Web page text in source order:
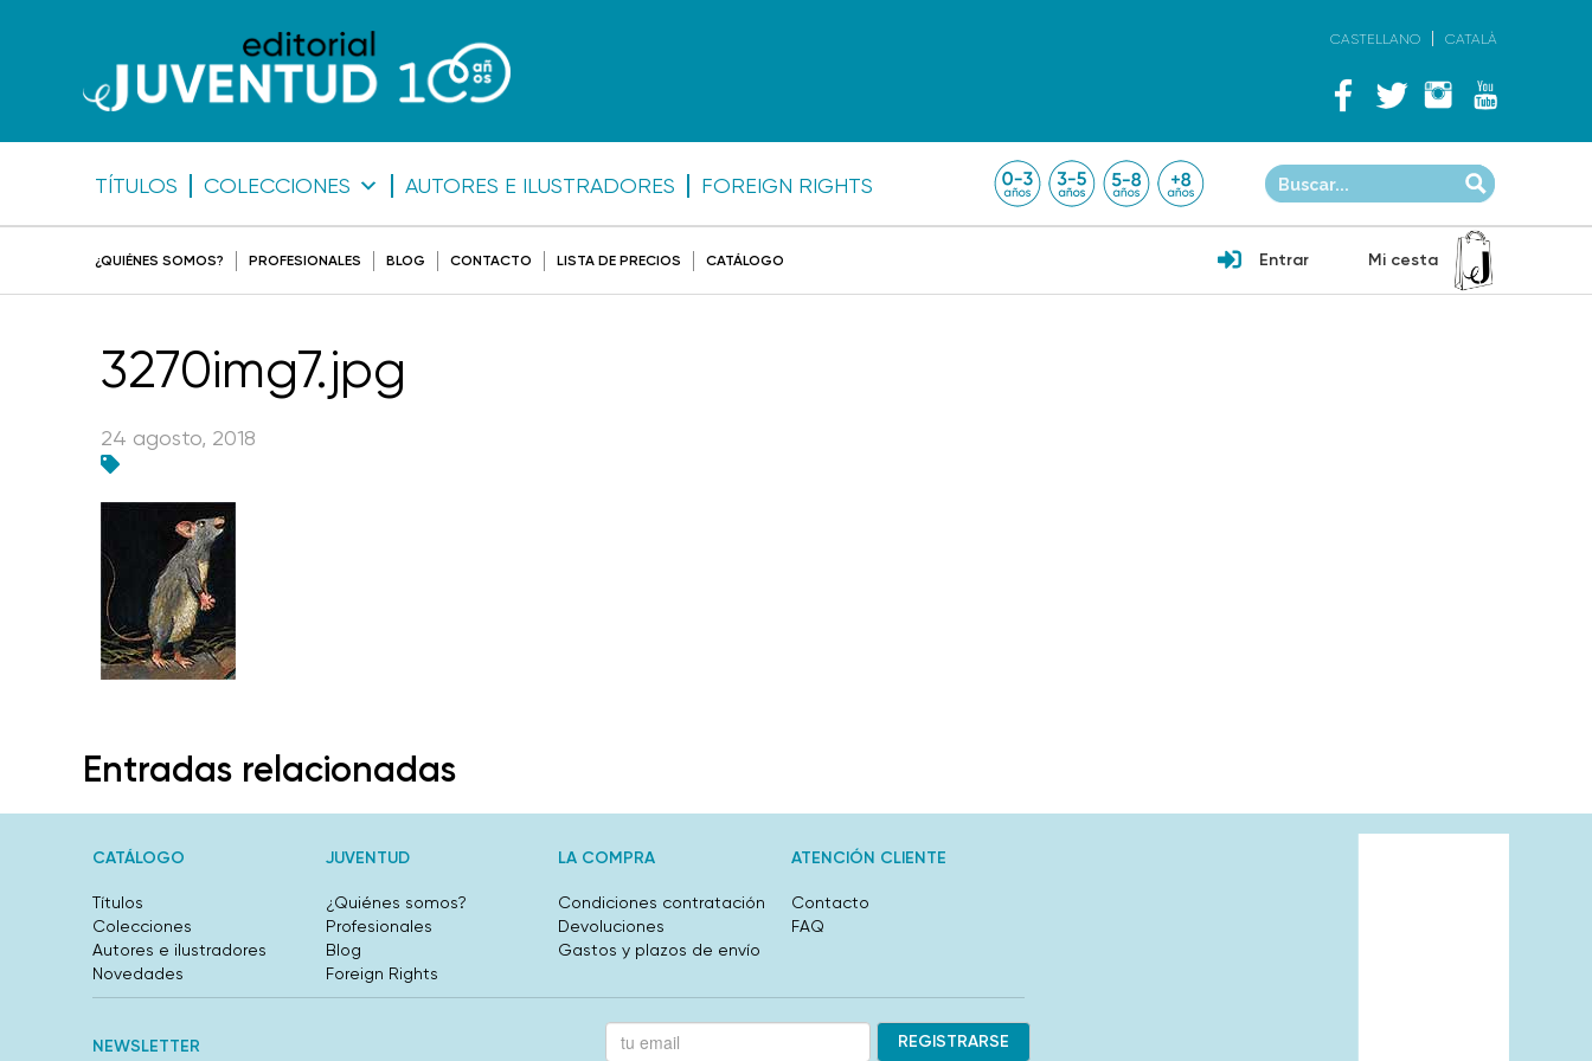
CASTELLANO CATALÀ
TÍTULOS COLECCIONES AUTORES E ILUSTRADORES FOREIGN RIGHTS
¿QUIÉNES SOMOS? PROFESIONALES BLOG CONTACTO LISTA DE PRECIOS CATÁLOGO Entrar Mi cesta
3270img7.jpg
24 agosto, 2018
Entradas relacionadas
CATÁLOGO
Títulos
Colecciones
Autores e ilustradores
Novedades
JUVENTUD
¿Quiénes somos?
Profesionales
Blog
Foreign Rights
LA COMPRA
Condiciones contratación
Devoluciones
Gastos y plazos de envío
ATENCIÓN CLIENTE
Contacto
FAQ
NEWSLETTER